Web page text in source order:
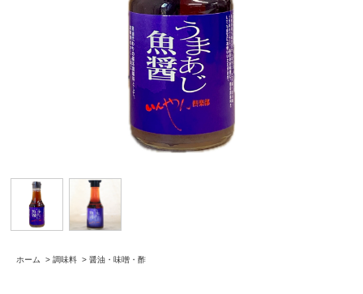
ホーム > 調味料 > 醤油・味噌・酢